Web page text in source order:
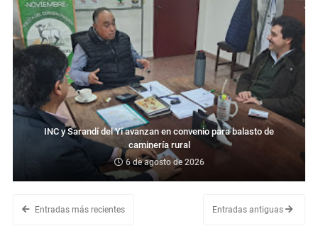
INC y Sarandí del Yí avanzan en convenio para balasto de
caminería rural
6 de agosto de 2026
Entradas más recientes Entradas antiguas